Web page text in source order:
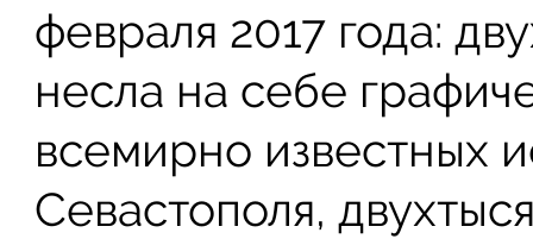
февраля 2017 года:
несла на себе
всемирно известных
Севастополя,